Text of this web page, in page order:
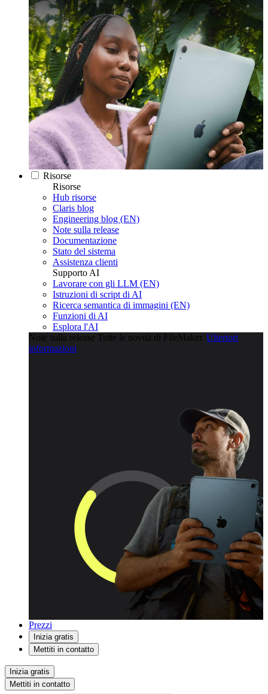
Risorse
Risorse
Hub risorse
Claris blog
Engineering blog (EN)
Note sulla release
Documentazione
Stato del sistema
Assistenza clienti
Supporto AI
Lavorare con gli LLM (EN)
Istruzioni di script di AI
Ricerca semantica di immagini (EN)
Funzioni di AI
Esplora l'AI
Note sulla release Tutte le novità di FileMaker. Ulteriori
informazioni
Prezzi
Inizia gratis
Mettiti in contatto
Inizia gratis
Mettiti in contatto